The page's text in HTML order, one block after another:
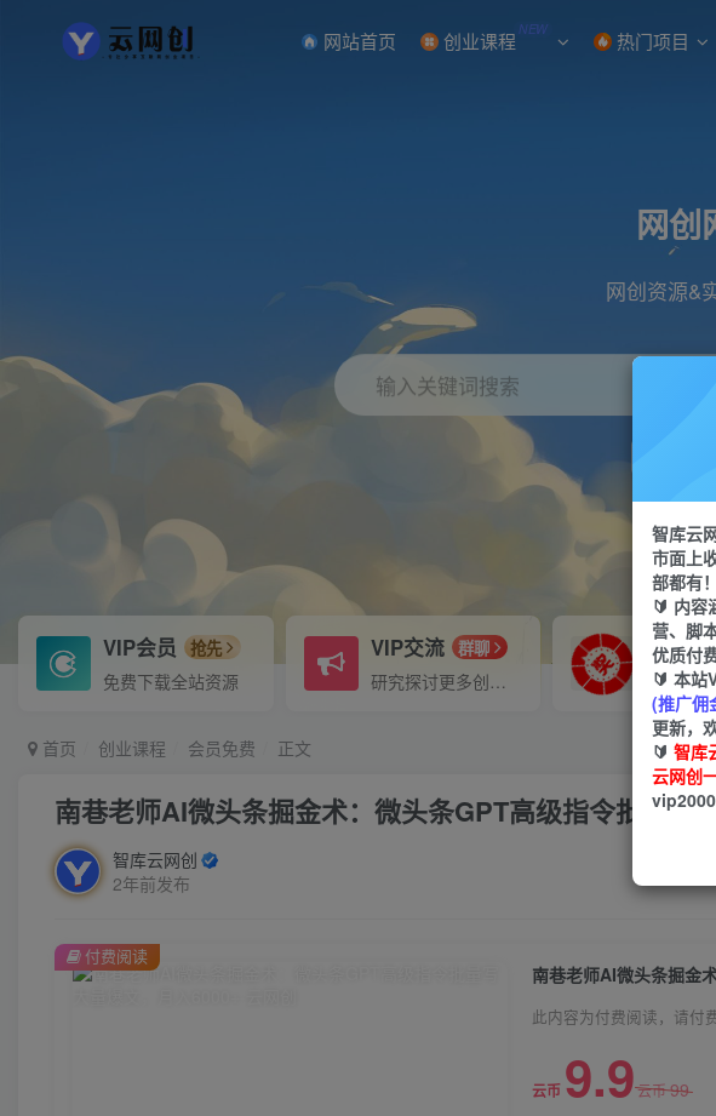
网站首页 创业课程 NEW 热门项目
网创
网创资源&
输入关键词搜索
VIP会员 抢先
免费下载全站资源
VIP交流 群聊
研究探讨更多创业项目路子。 会员专
首页 创业课程 会员免费 正文
南巷老师AI微头条掘金术：微头条GPT高级指令批量写
智库云网创
2年前发布
南巷老师AI微头条掘金
此内容为付费阅读，请付
云币 9.9云币99
付费阅读
智库云
市面上
部都有！
🔰 内容
营、脚
优质付
🔰 本站
(推广佣
更新，
🔰 智库
云网创